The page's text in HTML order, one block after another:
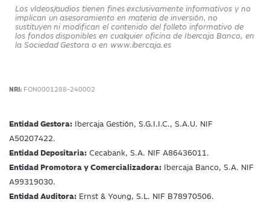
Los vídeos/audios tienen fines exclusivamente informativos y no
implican un asesoramiento en materia de inversión, no
sustituyen ni modifican el contenido del folleto informativo de
los fondos disponibles en cualquier oficina de Ibercaja Banco, en
la Sociedad Gestora o en www.ibercaja.es
NRI: FON0001288-240002
Entidad Gestora: Ibercaja Gestión, S.G.I.I.C., S.A.U. NIF
A50207422.
Entidad Depositaria: Cecabank, S.A. NIF A86436011.
Entidad Promotora y Comercializadora: Ibercaja Banco, S.A. NIF
A99319030.
Entidad Auditora: Ernst & Young, S.L. NIF B78970506.